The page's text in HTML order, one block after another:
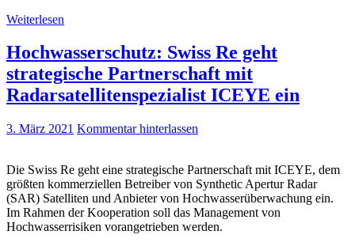
Weiterlesen
Hochwasserschutz: Swiss Re geht
strategische Partnerschaft mit
Radarsatellitenspezialist ICEYE ein
3. März 2021 Kommentar hinterlassen
Die Swiss Re geht eine strategische Partnerschaft mit ICEYE, dem
größten kommerziellen Betreiber von Synthetic Apertur Radar
(SAR) Satelliten und Anbieter von Hochwasserüberwachung ein.
Im Rahmen der Kooperation soll das Management von
Hochwasserrisiken vorangetrieben werden.